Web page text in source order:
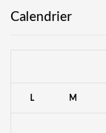
Calendrier
L M